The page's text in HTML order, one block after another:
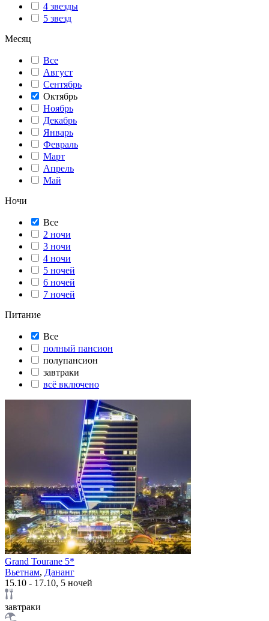
4 звезды
5 звезд
Месяц
Все
Август
Сентябрь
Октябрь
Ноябрь
Декабрь
Январь
Февраль
Март
Апрель
Май
Ночи
Все
2 ночи
3 ночи
4 ночи
5 ночей
6 ночей
7 ночей
Питание
Все
полный пансион
полупансион
завтраки
всё включено
Grand Tourane 5*
Вьетнам, Дананг
15.10 - 17.10, 5 ночей
завтраки